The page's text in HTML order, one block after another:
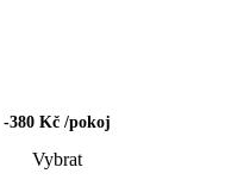
-380 Kč /pokoj
Vybrat